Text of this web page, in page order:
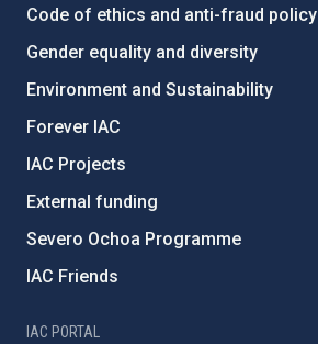
Code of ethics and anti-fraud policy
Gender equality and diversity
Environment and Sustainability
Forever IAC
IAC Projects
External funding
Severo Ochoa Programme
IAC Friends
IAC PORTAL